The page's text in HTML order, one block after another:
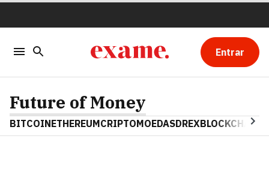
Entrar
Future of Money
BITCOINETHEREUMCRIPTOMOEDASDREXBLOCKCHAIN